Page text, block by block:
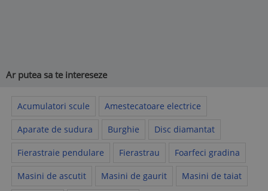
Ar putea sa te intereseze
Acumulatori scule Amestecatoare electrice
Aparate de sudura Burghie Disc diamantat
Fierastraie pendulare Fierastrau Foarfeci gradina
Masini de ascutit Masini de gaurit Masini de taiat